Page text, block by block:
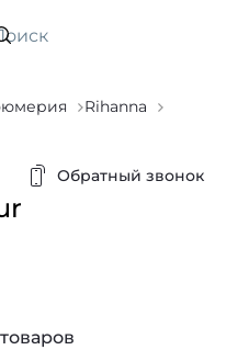
Rihanna
Обратный звонок